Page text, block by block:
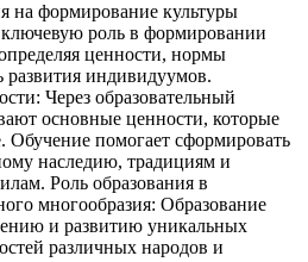
на формирование культуры
ключевую роль в формировании
ценности, нормы
развития индивидуумов.
Через образовательный
основные ценности, которые
Обучение помогает сформировать
наследию, традициям и
Роль образования в
многообразия: Образование
и развитию уникальных
различных народов и